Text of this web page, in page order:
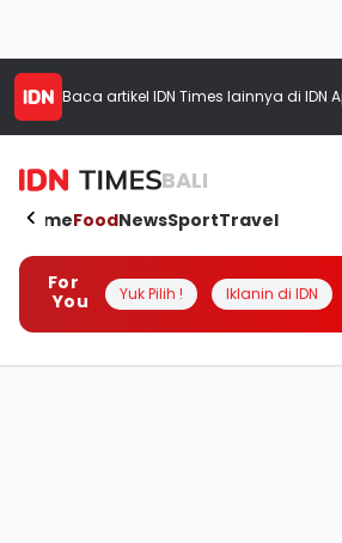
Baca artikel IDN Times lainnya di IDN
BALI
HomeFoodNewsSportTravel
For
You
Yuk Pilih ! Iklanin di IDN